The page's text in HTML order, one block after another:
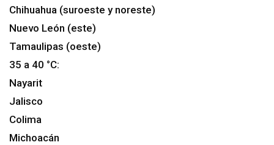
Chihuahua (suroeste y noreste)
Nuevo León (este)
Tamaulipas (oeste)
35 a 40 °C:
Nayarit
Jalisco
Colima
Michoacán